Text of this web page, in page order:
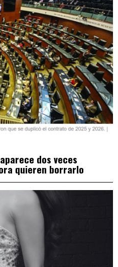
dos veces
quieren borrarlo